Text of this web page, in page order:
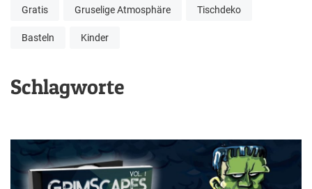
Gratis Gruselige Atmosphäre Tischdeko
Basteln Kinder
Schlagworte